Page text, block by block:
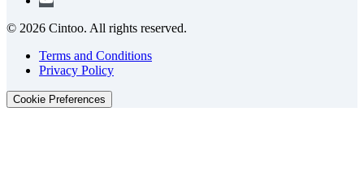
© 2026 Cintoo. All rights reserved.
Terms and Conditions
Privacy Policy
Cookie Preferences